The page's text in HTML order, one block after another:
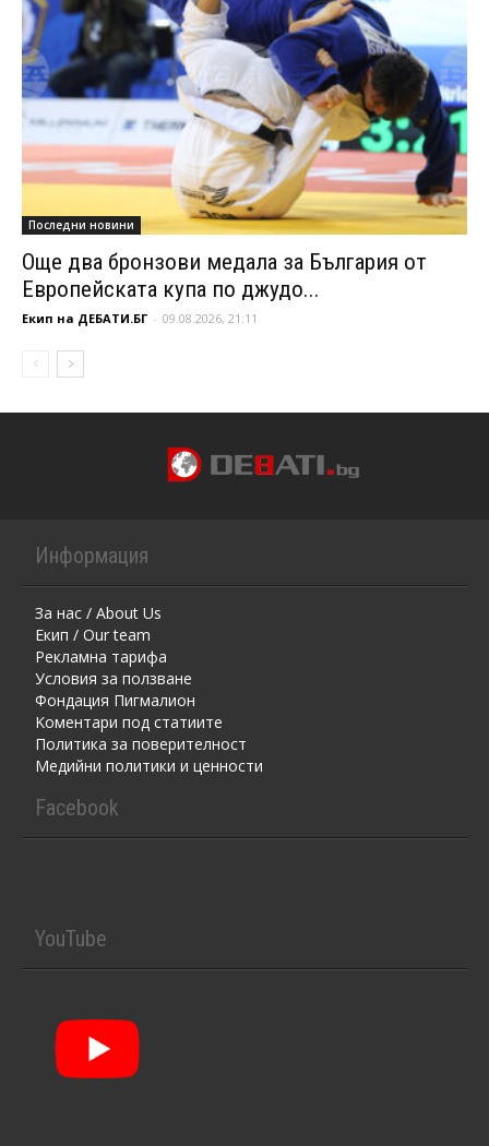
Последни новини
Още два бронзови медала за България от
Европейската купа по джудо...
Екип на ДЕБАТИ.БГ - 09.08.2026, 21:11
Информация
За нас / About Us
Екип / Our team
Рекламна тарифа
Условия за ползване
Фондация Пигмалион
Kоментaри под статиите
Политика за поверителност
Медийни политики и ценности
Facebook
YouTube